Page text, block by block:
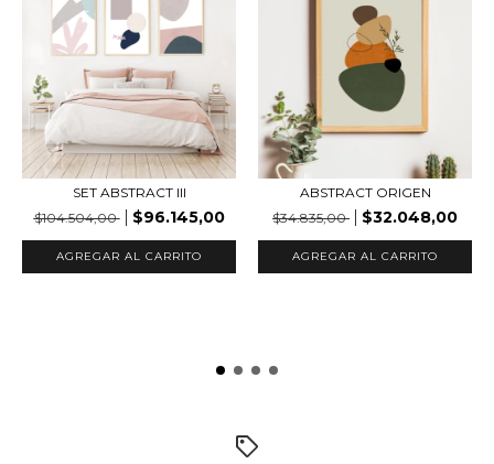
SET ABSTRACT III
$104.504,00
$96.145,00
AGREGAR AL CARRITO
ABSTRACT ORIGEN
$34.835,00
$32.048,00
AGREGAR AL CARRITO